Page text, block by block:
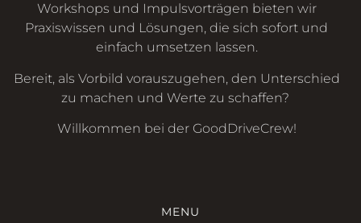
Workshops und Impulsvorträgen bieten wir
Praxiswissen und Lösungen, die sich sofort und
einfach umsetzen lassen.
Bereit, als Vorbild vorauszugehen, den Unterschied
zu machen und Werte zu schaffen?
Willkommen bei der GoodDriveCrew!
MENU